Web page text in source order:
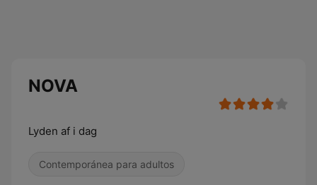
NOVA
Lyden af i dag
Contemporánea para adultos